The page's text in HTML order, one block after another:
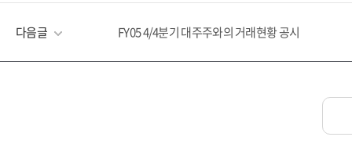
다음글 FY05 4/4분기 대주주와의 거래현황 공시